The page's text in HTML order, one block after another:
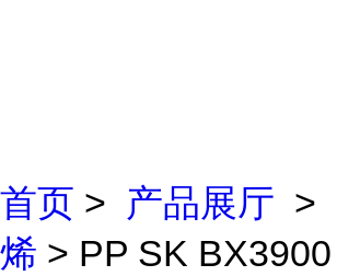
首页 > 产品展厅 >
烯 > PP SK